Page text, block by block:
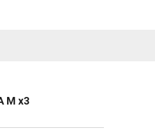
M х3